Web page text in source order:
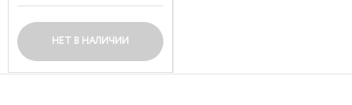
НЕТ В НАЛИЧИИ